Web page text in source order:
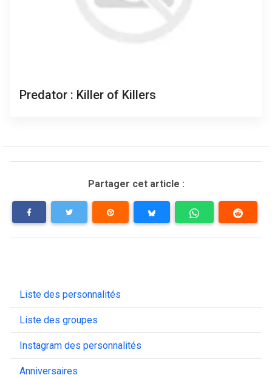
Predator : Killer of Killers
Partager cet article :
Liste des personnalités
Liste des groupes
Instagram des personnalités
Anniversaires